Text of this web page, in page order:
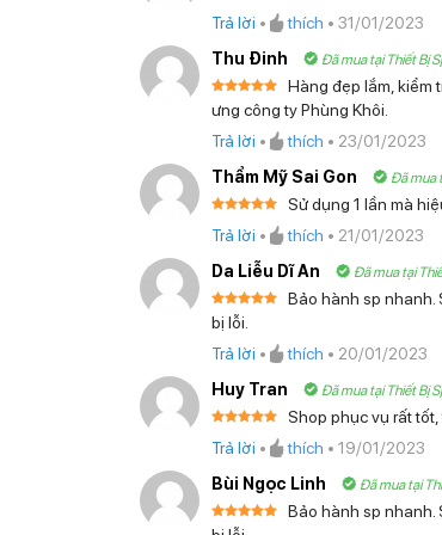
4 Lưu ý quan trọng
Trước khi sử dụng máy triệt lông,
cao nhất trong quá trình sử dụng
hạng55
Trả lời • thích • 31/01/2023
Thu Đinh
Đã mua tại Thiết Bị
Được xếp
hạng55
Hàng đẹp lắm, kiểm
ưng công ty Phùng Khôi.
Trả lời • thích • 23/01/2023
Thẩm Mỹ Sai Gon
Đã mua
hạng55
Sử dụng 1 lần mà
Trả lời • thích • 21/01/2023
Da Liễu Dĩ An
Đã mua tại
Được xếp
hạng5
Bảo hành sp nhanh.
bị lỗi.
Trả lời • thích • 20/01/2023
Huy Tran
Đã mua tại Thiết Bị
hạng55
Shop phục vụ rất
Trả lời • thích • 19/01/2023
Bùi Ngọc Linh
Đã mua tại
Được xếp
Bảo hành sp nhanh.